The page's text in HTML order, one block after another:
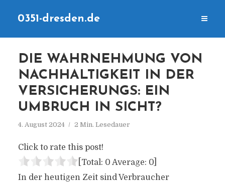
0351-dresden.de
DIE WAHRNEHMUNG VON
NACHHALTIGKEIT IN DER
VERSICHERUNGS: EIN
UMBRUCH IN SICHT?
4. August 2024 2 Min. Lesedauer
Click to rate this post!
[Total: 0 Average: 0]
In der heutigen Zeit sind Verbraucher